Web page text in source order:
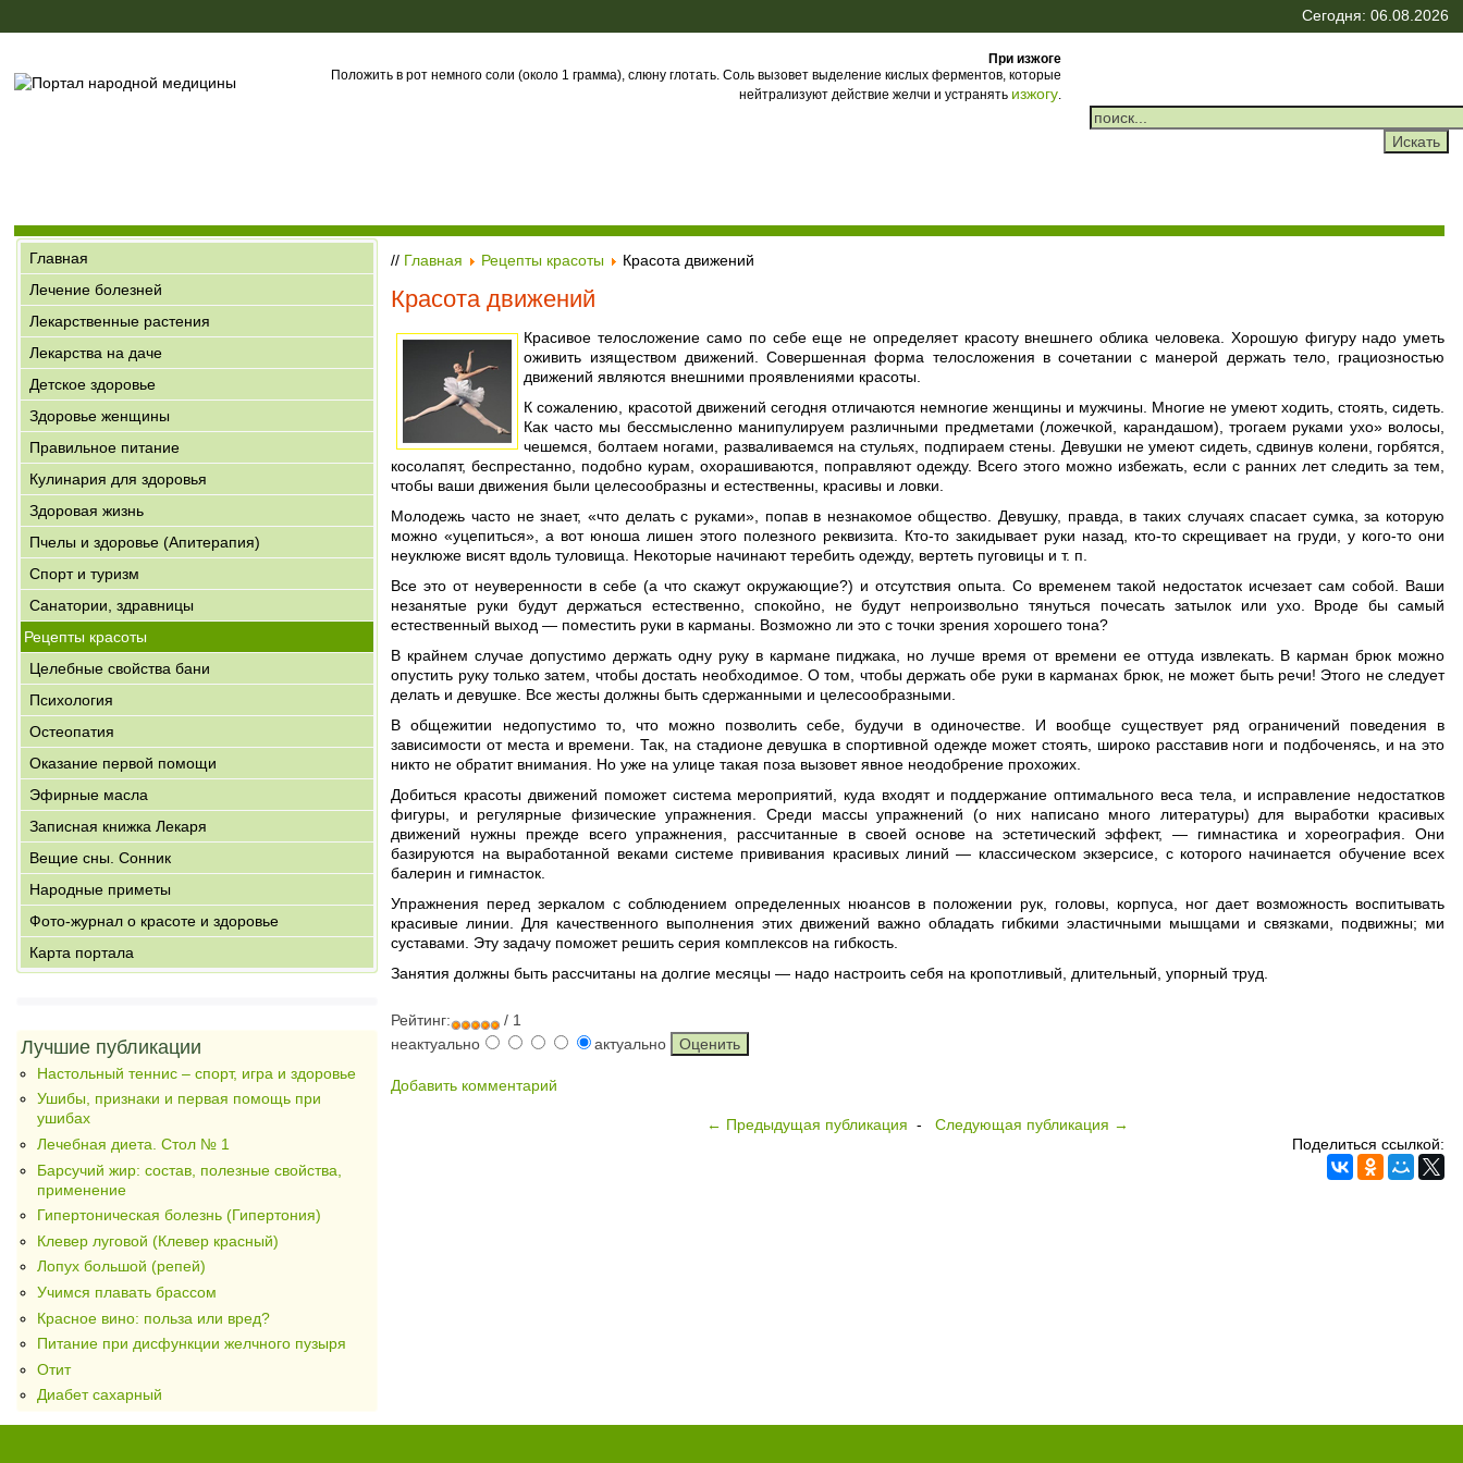
Сегодня: 06.08.2026
При изжоге
Положить в рот немного соли (около 1 грамма), слюну глотать. Соль вызовет выделение кислых ферментов, которые
нейтрализуют действие желчи и устранять изжогу.
Главная
Лечение болезней
Лекарственные растения
Лекарства на даче
Детское здоровье
Здоровье женщины
Правильное питание
Кулинария для здоровья
Здоровая жизнь
Пчелы и здоровье (Апитерапия)
Спорт и туризм
Санатории, здравницы
Рецепты красоты
Целебные свойства бани
Психология
Остеопатия
Оказание первой помощи
Эфирные масла
Записная книжка Лекаря
Вещие сны. Сонник
Народные приметы
Фото-журнал о красоте и здоровье
Карта портала
Лучшие публикации
Настольный теннис – спорт, игра и здоровье
Ушибы, признаки и первая помощь при
ушибах
Лечебная диета. Стол № 1
Барсучий жир: состав, полезные свойства,
применение
Гипертоническая болезнь (Гипертония)
Клевер луговой (Клевер красный)
Лопух большой (репей)
Учимся плавать брассом
Красное вино: польза или вред?
Питание при дисфункции желчного пузыря
Отит
Диабет сахарный
// Главная Рецепты красоты Красота движений
Красота движений
Красивое телосложение само по себе еще не определяет красоту внешнего облика человека. Хорошую фигуру надо уметь
оживить изяществом движений. Совершенная форма телосложения в сочетании с манерой держать тело, грациозностью
движений являются внешними проявлениями красоты.
К сожалению, красотой движений сегодня отличаются немногие женщины и мужчины. Многие не умеют ходить, стоять, сидеть.
Как часто мы бессмысленно манипулируем различными предметами (ложечкой, карандашом), трогаем руками ухо» волосы,
чешемся, болтаем ногами, разваливаемся на стульях, подпираем стены. Девушки не умеют сидеть, сдвинув колени, горбятся,
косолапят, беспрестанно, подобно курам, охорашиваются, поправляют одежду. Всего этого можно избежать, если с ранних лет следить за тем,
чтобы ваши движения были целесообразны и естественны, красивы и ловки.
Молодежь часто не знает, «что делать с руками», попав в незнакомое общество. Девушку, правда, в таких случаях спасает сумка, за которую
можно «уцепиться», а вот юноша лишен этого полезного реквизита. Кто-то закидывает руки назад, кто-то скрещивает на груди, у кого-то они
неуклюже висят вдоль туловища. Некоторые начинают теребить одежду, вертеть пуговицы и т. п.
Все это от неуверенности в себе (а что скажут окружающие?) и отсутствия опыта. Со временем такой недостаток исчезает сам собой. Ваши
незанятые руки будут держаться естественно, спокойно, не будут непроизвольно тянуться почесать затылок или ухо. Вроде бы самый
естественный выход — поместить руки в карманы. Возможно ли это с точки зрения хорошего тона?
В крайнем случае допустимо держать одну руку в кармане пиджака, но лучше время от времени ее оттуда извлекать. В карман брюк можно
опустить руку только затем, чтобы достать необходимое. О том, чтобы держать обе руки в карманах брюк, не может быть речи! Этого не следует
делать и девушке. Все жесты должны быть сдержанными и целесообразными.
В общежитии недопустимо то, что можно позволить себе, будучи в одиночестве. И вообще существует ряд ограничений поведения в
зависимости от места и времени. Так, на стадионе девушка в спортивной одежде может стоять, широко расставив ноги и подбоченясь, и на это
никто не обратит внимания. Но уже на улице такая поза вызовет явное неодобрение прохожих.
Добиться красоты движений поможет система мероприятий, куда входят и поддержание оптимального веса тела, и исправление недостатков
фигуры, и регулярные физические упражнения. Среди массы упражнений (о них написано много литературы) для выработки красивых
движений нужны прежде всего упражнения, рассчитанные в своей основе на эстетический эффект, — гимнастика и хореография. Они
базируются на выработанной веками системе прививания красивых линий — классическом экзерсисе, с которого начинается обучение всех
балерин и гимнасток.
Упражнения перед зеркалом с соблюдением определенных нюансов в положении рук, головы, корпуса, ног дает возможность воспитывать
красивые линии. Для качественного выполнения этих движений важно обладать гибкими эластичными мышцами и связками, подвижны; ми
суставами. Эту задачу поможет решить серия комплексов на гибкость.
Занятия должны быть рассчитаны на долгие месяцы — надо настроить себя на кропотливый, длительный, упорный труд.
Рейтинг:
/ 1
неактуально
актуально
Добавить комментарий
← Предыдущая публикация -Следующая публикация →
Поделиться ссылкой: